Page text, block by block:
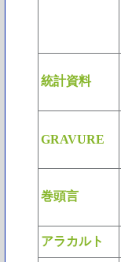
統計資料
GRAVURE
巻頭言
アラカルト